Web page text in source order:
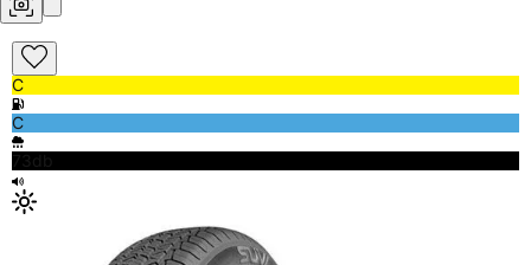
C
C
73db